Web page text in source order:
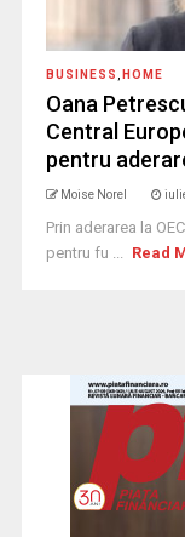
BUSINESS HOME
Oana
Central
pentru
Moise Norel
Prin aderarea la
pentru fu ... Read